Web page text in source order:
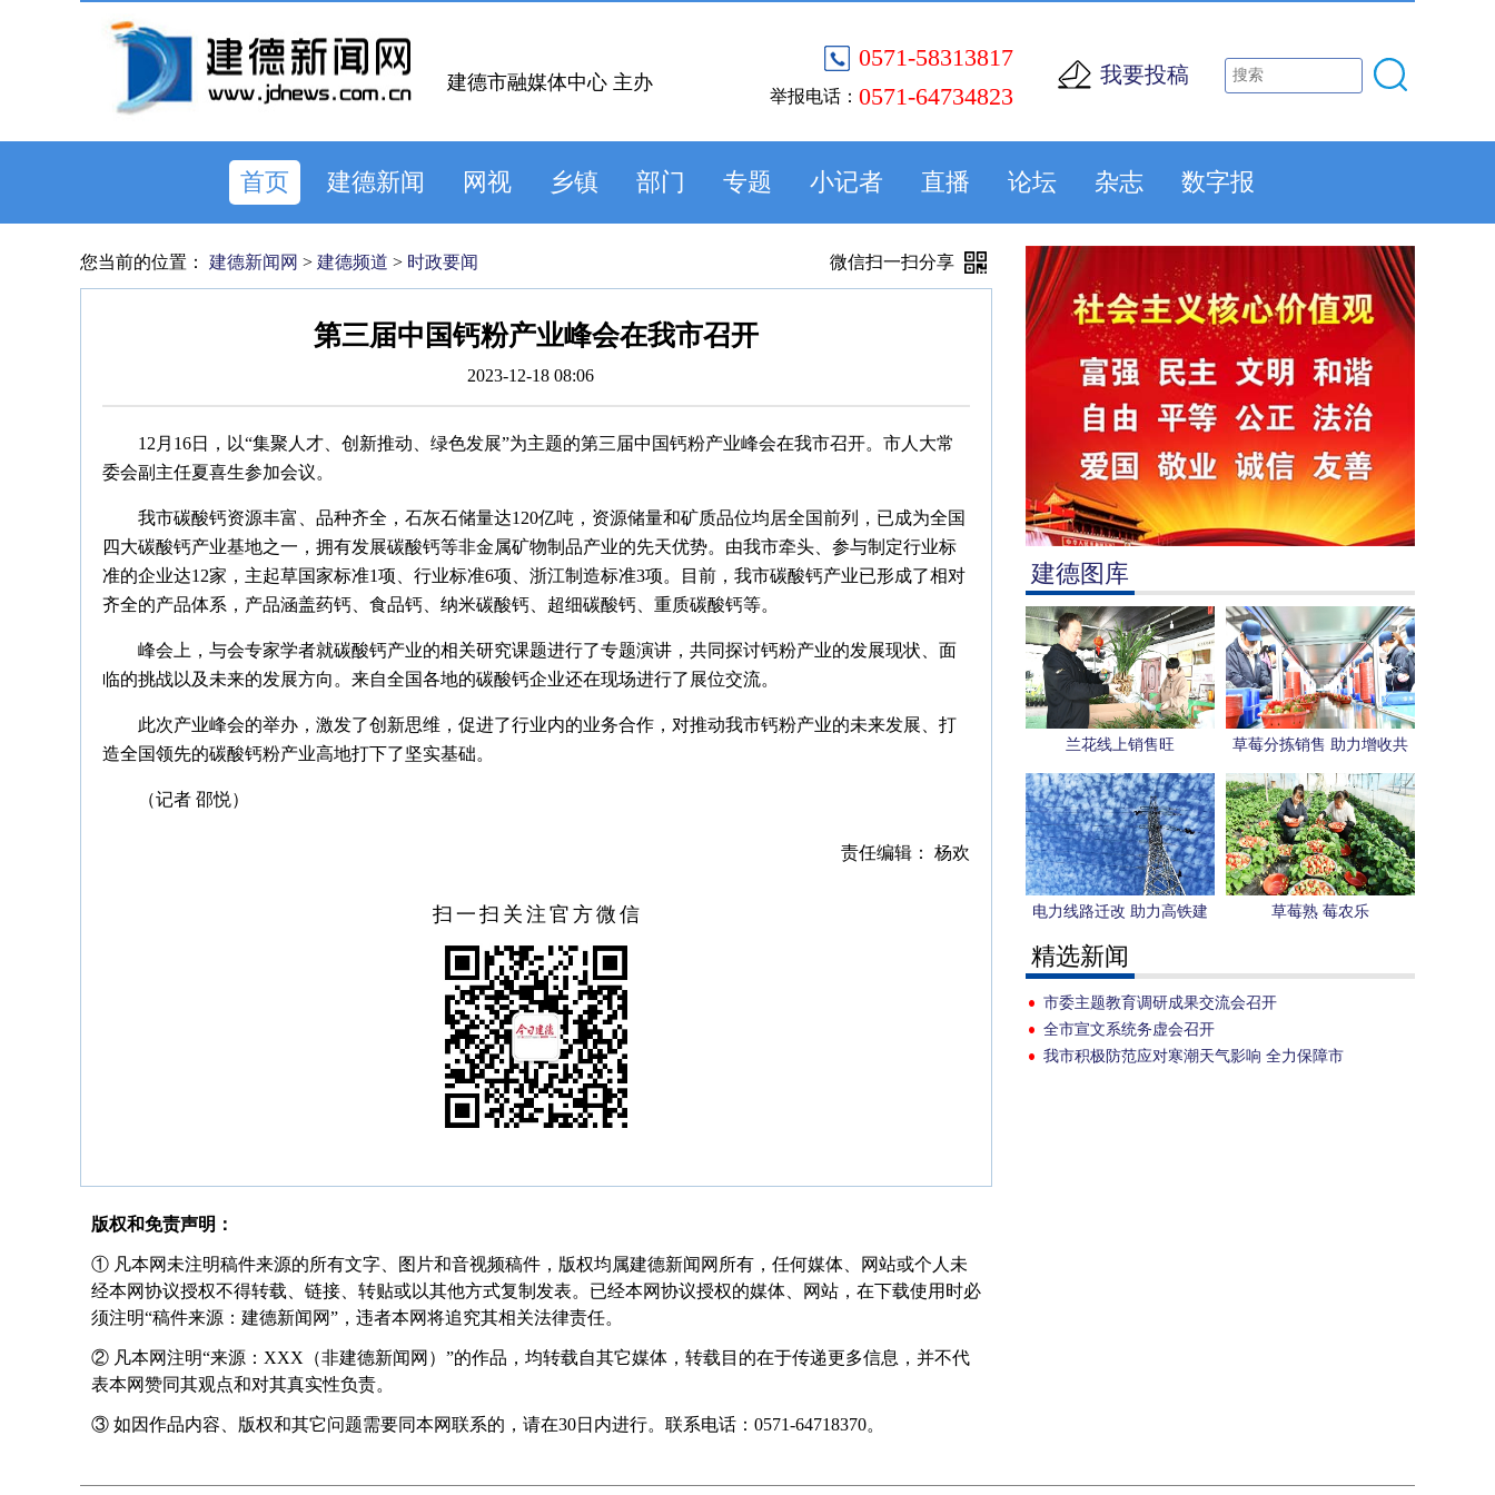
0571-58313817
举报电话： 0571-64734823
我要投稿
建德市融媒体中心 主办
首页 建德新闻 网视 乡镇 部门 专题 小记者 直播 论坛 杂志 数字报
建德图库
兰花线上销售旺
草莓分拣销售 助力增收共
富
电力线路迁改 助力高铁建
设
草莓熟 莓农乐
精选新闻
市委主题教育调研成果交流会召开
全市宣文系统务虚会召开
我市积极防范应对寒潮天气影响 全力保障市
您当前的位置： 建德新闻网 > 建德频道 > 时政要闻 微信扫一扫分享
第三届中国钙粉产业峰会在我市召开
2023-12-18 08:06
12月16日，以“集聚人才、创新推动、绿色发展”为主题的第三届中国钙粉产业峰会在我市召开。市人大常
委会副主任夏喜生参加会议。
我市碳酸钙资源丰富、品种齐全，石灰石储量达120亿吨，资源储量和矿质品位均居全国前列，已成为全国
四大碳酸钙产业基地之一，拥有发展碳酸钙等非金属矿物制品产业的先天优势。由我市牵头、参与制定行业标
准的企业达12家，主起草国家标准1项、行业标准6项、浙江制造标准3项。目前，我市碳酸钙产业已形成了相对
齐全的产品体系，产品涵盖药钙、食品钙、纳米碳酸钙、超细碳酸钙、重质碳酸钙等。
峰会上，与会专家学者就碳酸钙产业的相关研究课题进行了专题演讲，共同探讨钙粉产业的发展现状、面
临的挑战以及未来的发展方向。来自全国各地的碳酸钙企业还在现场进行了展位交流。
此次产业峰会的举办，激发了创新思维，促进了行业内的业务合作，对推动我市钙粉产业的未来发展、打
造全国领先的碳酸钙粉产业高地打下了坚实基础。
（记者 邵悦）
责任编辑： 杨欢
扫一扫关注官方微信
版权和免责声明：
① 凡本网未注明稿件来源的所有文字、图片和音视频稿件，版权均属建德新闻网所有，任何媒体、网站或个人未
经本网协议授权不得转载、链接、转贴或以其他方式复制发表。已经本网协议授权的媒体、网站，在下载使用时必
须注明“稿件来源：建德新闻网”，违者本网将追究其相关法律责任。
② 凡本网注明“来源：XXX（非建德新闻网）”的作品，均转载自其它媒体，转载目的在于传递更多信息，并不代
表本网赞同其观点和对其真实性负责。
③ 如因作品内容、版权和其它问题需要同本网联系的，请在30日内进行。联系电话：0571-64718370。